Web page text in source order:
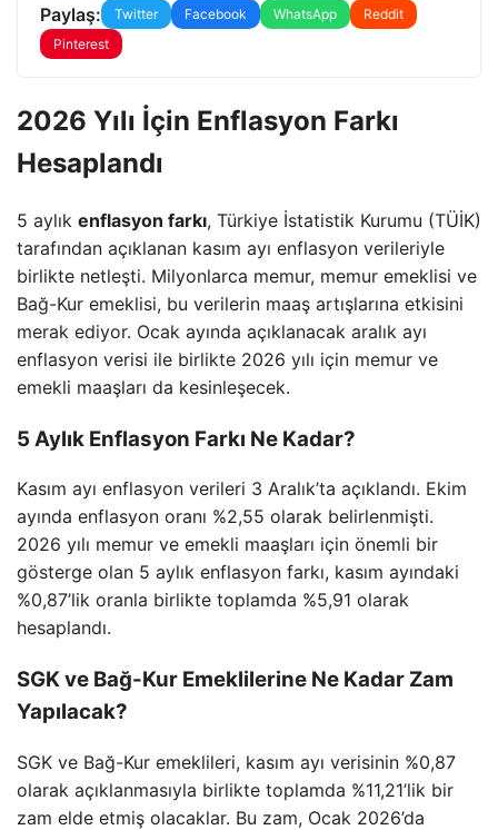
Paylaş: Twitter Facebook WhatsApp
Reddit
Pinterest
2026 Yılı İçin Enflasyon Farkı
Hesaplandı
5 aylık enflasyon farkı, Türkiye İstatistik Kurumu (TÜİK)
tarafından açıklanan kasım ayı enflasyon verileriyle
birlikte netleşti. Milyonlarca memur, memur emeklisi ve
Bağ-Kur emeklisi, bu verilerin maaş artışlarına etkisini
merak ediyor. Ocak ayında açıklanacak aralık ayı
enflasyon verisi ile birlikte 2026 yılı için memur ve
emekli maaşları da kesinleşecek.
5 Aylık Enflasyon Farkı Ne Kadar?
Kasım ayı enflasyon verileri 3 Aralık’ta açıklandı. Ekim
ayında enflasyon oranı %2,55 olarak belirlenmişti.
2026 yılı memur ve emekli maaşları için önemli bir
gösterge olan 5 aylık enflasyon farkı, kasım ayındaki
%0,87’lik oranla birlikte toplamda %5,91 olarak
hesaplandı.
SGK ve Bağ-Kur Emeklilerine Ne Kadar Zam
Yapılacak?
SGK ve Bağ-Kur emeklileri, kasım ayı verisinin %0,87
olarak açıklanmasıyla birlikte toplamda %11,21’lik bir
zam elde etmiş olacaklar. Bu zam, Ocak 2026’da